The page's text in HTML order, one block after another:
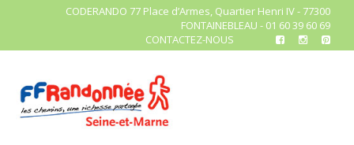
CODERANDO 77 Place d’Armes, Quartier Henri IV - 77300
FONTAINEBLEAU - 01 60 39 60 69
CONTACTEZ-NOUS